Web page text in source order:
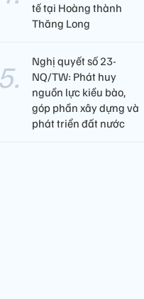
tế tại Hoàng thành
Thăng Long
Nghị quyết số 23-
NQ/TW: Phát huy
nguồn lực kiều bào,
góp phần xây dựng và
phát triển đất nước